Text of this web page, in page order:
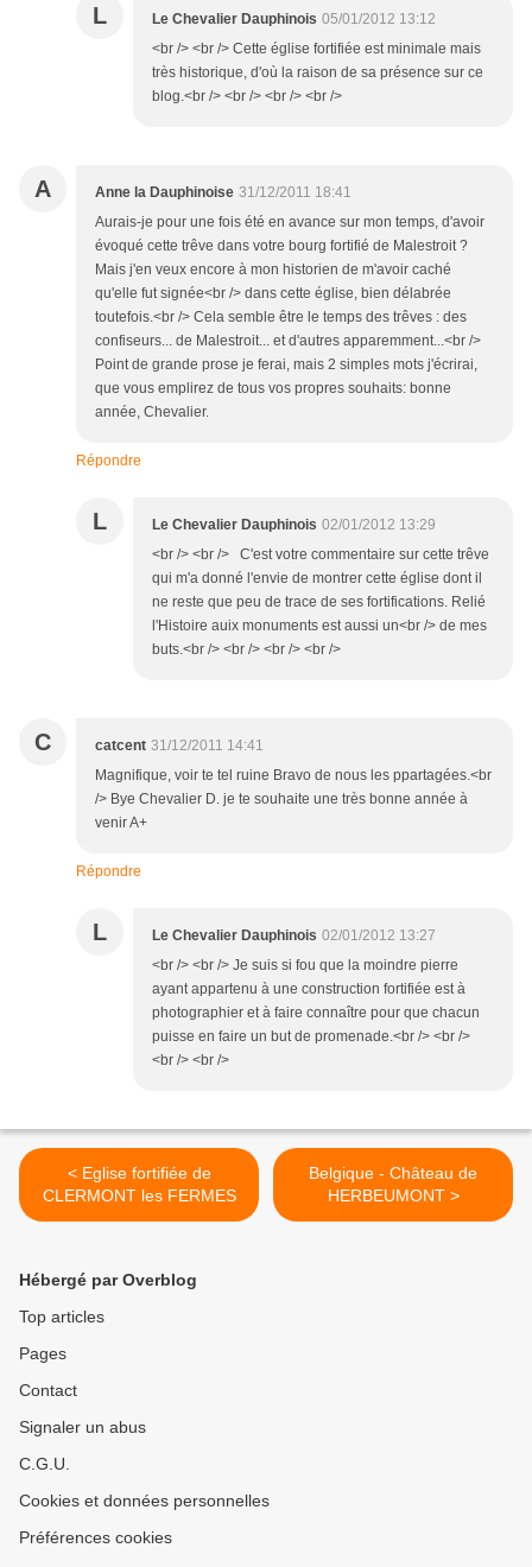
L Le Chevalier Dauphinois 05/01/2012 13:12
<br /> <br /> Cette église fortifiée est minimale mais
très historique, d'où la raison de sa présence sur ce
blog.<br /> <br /> <br /> <br />
A Anne la Dauphinoise 31/12/2011 18:41
Aurais-je pour une fois été en avance sur mon temps, d'avoir
évoqué cette trêve dans votre bourg fortifié de Malestroit ?
Mais j'en veux encore à mon historien de m'avoir caché
qu'elle fut signée<br /> dans cette église, bien délabrée
toutefois.<br /> Cela semble être le temps des trêves : des
confiseurs... de Malestroit... et d'autres apparemment...<br />
Point de grande prose je ferai, mais 2 simples mots j'écrirai,
que vous emplirez de tous vos propres souhaits: bonne
année, Chevalier.
Répondre
L Le Chevalier Dauphinois 02/01/2012 13:29
<br /> <br /> C'est votre commentaire sur cette trêve
qui m'a donné l'envie de montrer cette église dont il
ne reste que peu de trace de ses fortifications. Relié
l'Histoire auix monuments est aussi un<br /> de mes
buts.<br /> <br /> <br /> <br />
C catcent 31/12/2011 14:41
Magnifique, voir te tel ruine Bravo de nous les ppartagées.<br
/> Bye Chevalier D. je te souhaite une très bonne année à
venir A+
Répondre
L Le Chevalier Dauphinois 02/01/2012 13:27
<br /> <br /> Je suis si fou que la moindre pierre
ayant appartenu à une construction fortifiée est à
photographier et à faire connaître pour que chacun
puisse en faire un but de promenade.<br /> <br />
<br /> <br />
< Eglise fortifiée de
CLERMONT les FERMES
Belgique - Château de
HERBEUMONT >
Hébergé par Overblog
Top articles
Pages
Contact
Signaler un abus
C.G.U.
Cookies et données personnelles
Préférences cookies